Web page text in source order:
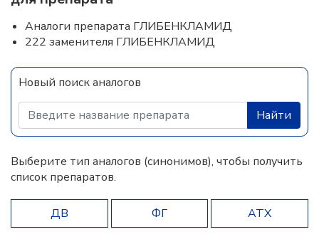
Аналоги препарата ГЛИБЕНКЛАМИД
222 заменителя ГЛИБЕНКЛАМИД
Новый поиск аналогов
Найти
Выберите тип аналогов (синонимов), чтобы получить
список препаратов.
ДВ ФГ АТХ